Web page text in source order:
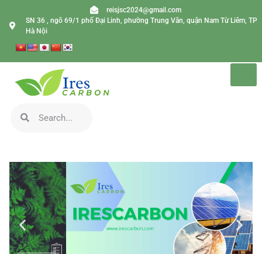
reisjsc2024@gmail.com
SN 36 , ngõ 69/1 phố Đại Linh, phường Trung Văn, quận Nam Từ Liêm, TP
Hà Nội